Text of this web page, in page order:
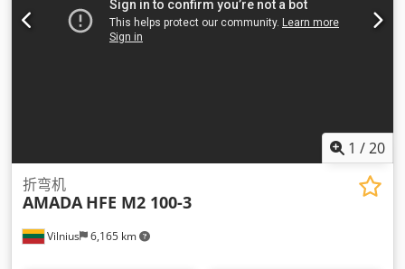
1 /20
Vilnius 6,165 km
折弯机
AMADA HFE M2 100-3